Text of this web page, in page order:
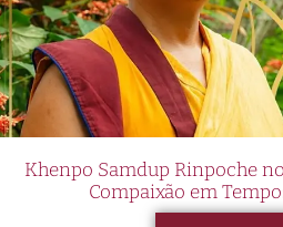
Khenpo Samdup Rinpoche
Compaixão em